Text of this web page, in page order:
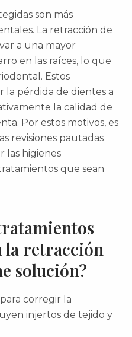
son más
La retracción de
a una mayor
en las raíces, lo que
Estos
la pérdida de dientes a
la calidad de
Por estos motivos, es
revisiones pautadas
las higienes
que sean
la retracción
solución?
corregir la
injertos de tejido y